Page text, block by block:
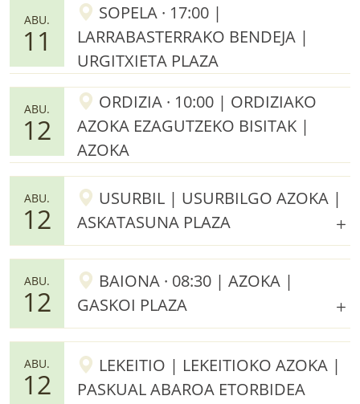
ABU.
11
SOPELA · 17:00 |
LARRABASTERRAKO BENDEJA |
URGITXIETA PLAZA
ABU.
12
ORDIZIA · 10:00 | ORDIZIAKO
AZOKA EZAGUTZEKO BISITAK |
AZOKA
ABU.
12
USURBIL | USURBILGO AZOKA |
ASKATASUNA PLAZA
ABU.
12
BAIONA · 08:30 | AZOKA |
GASKOI PLAZA
ABU.
12
LEKEITIO | LEKEITIOKO AZOKA |
PASKUAL ABAROA ETORBIDEA